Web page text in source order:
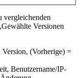
vergleichenden
Versionen
(Vorherige) =
Benutzername/IP-